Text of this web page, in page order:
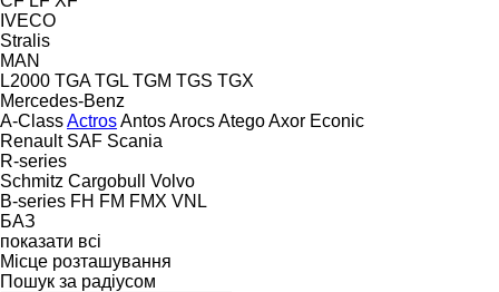
IVECO
Stralis
MAN
L2000 TGA TGL TGM TGS TGX
Mercedes-Benz
A-ClassActrosAntosArocsAtegoAxor Econic
Renault SAF Scania
R-series
Schmitz Cargobull
Volvo
B-series FH FM FMX VNL
БАЗ
показати всі
Місце розташування
Пошук за радіусом